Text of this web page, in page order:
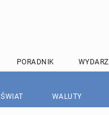
PORADNIK
ŚWIAT WALUTY